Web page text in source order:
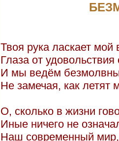
Твоя рука ласкает мой
Глаза от
И мы ведём
Не замечая, как летят
О, сколько в жизни
Иные ничего не
Наш современный